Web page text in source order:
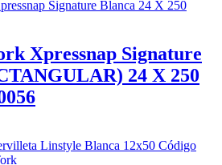
Xpressnap Signature
24 X 250